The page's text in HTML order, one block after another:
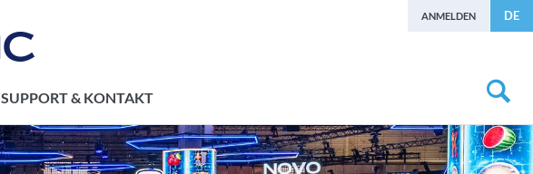
ANMELDEN DE
SUPPORT & KONTAKT